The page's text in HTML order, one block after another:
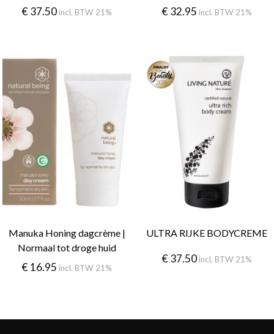
€37.50 incl. BTW 21% €32.95 incl. BTW 21%
Manuka Honing dagcrème |
Normaal tot droge huid
€16.95 incl. BTW 21%
ULTRA RIJKE BODYCREME
€37.50 incl. BTW 21%